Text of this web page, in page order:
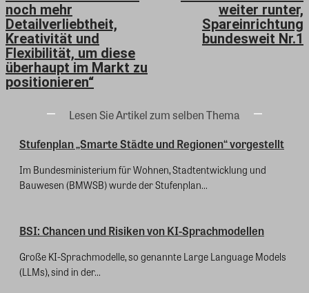
noch mehr
Detailverliebtheit,
Kreativität und
Flexibilität, um diese
überhaupt im Markt zu
positionieren“
weiter runter,
Spareinrichtung
bundesweit Nr.1
Lesen Sie Artikel zum selben Thema
Stufenplan „Smarte Städte und Regionen“ vorgestellt
Im Bundesministerium für Wohnen, Stadtentwicklung und
Bauwesen (BMWSB) wurde der Stufenplan...
BSI: Chancen und Risiken von KI-Sprachmodellen
Große KI-Sprachmodelle, so genannte Large Language Models
(LLMs), sind in der...